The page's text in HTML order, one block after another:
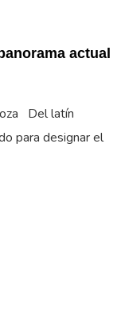
actual
Del latín
para designar el